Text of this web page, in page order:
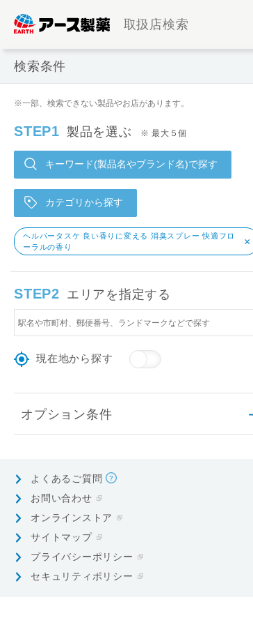
取扱店検索
検索条件
※一部、検索できない製品やお店があります。
STEP1 製品を選ぶ ※ 最大５個
キーワード(製品名やブランド名)で探す
カテゴリから探す
ヘルパータスケ 良い香りに変える 消臭スプレー 快適フロ
ーラルの香り
×
STEP2 エリアを指定する
現在地から探す
オプション条件
よくあるご質問
お問い合わせ
オンラインストア
サイトマップ
プライバシーポリシー
セキュリティポリシー
検索条件